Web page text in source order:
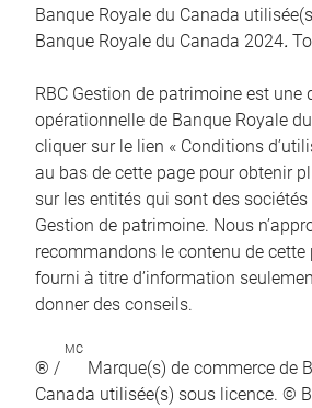
Banque Royale du Canada
Banque Royale du Canada 2024.
RBC Gestion de patrimoine est une
opérationnelle de Banque Royale
cliquer sur le lien « Conditions
au bas de cette page pour obtenir
sur les entités qui sont des sociétés
Gestion de patrimoine. Nous
recommandons le contenu de
fourni à titre d’information
donner des conseils.
® /
MC
Marque(s) de commerce de
Canada utilisée(s) sous licence. ©